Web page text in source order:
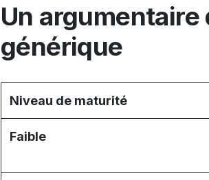
Un
générique
Niveau de maturité
Faible